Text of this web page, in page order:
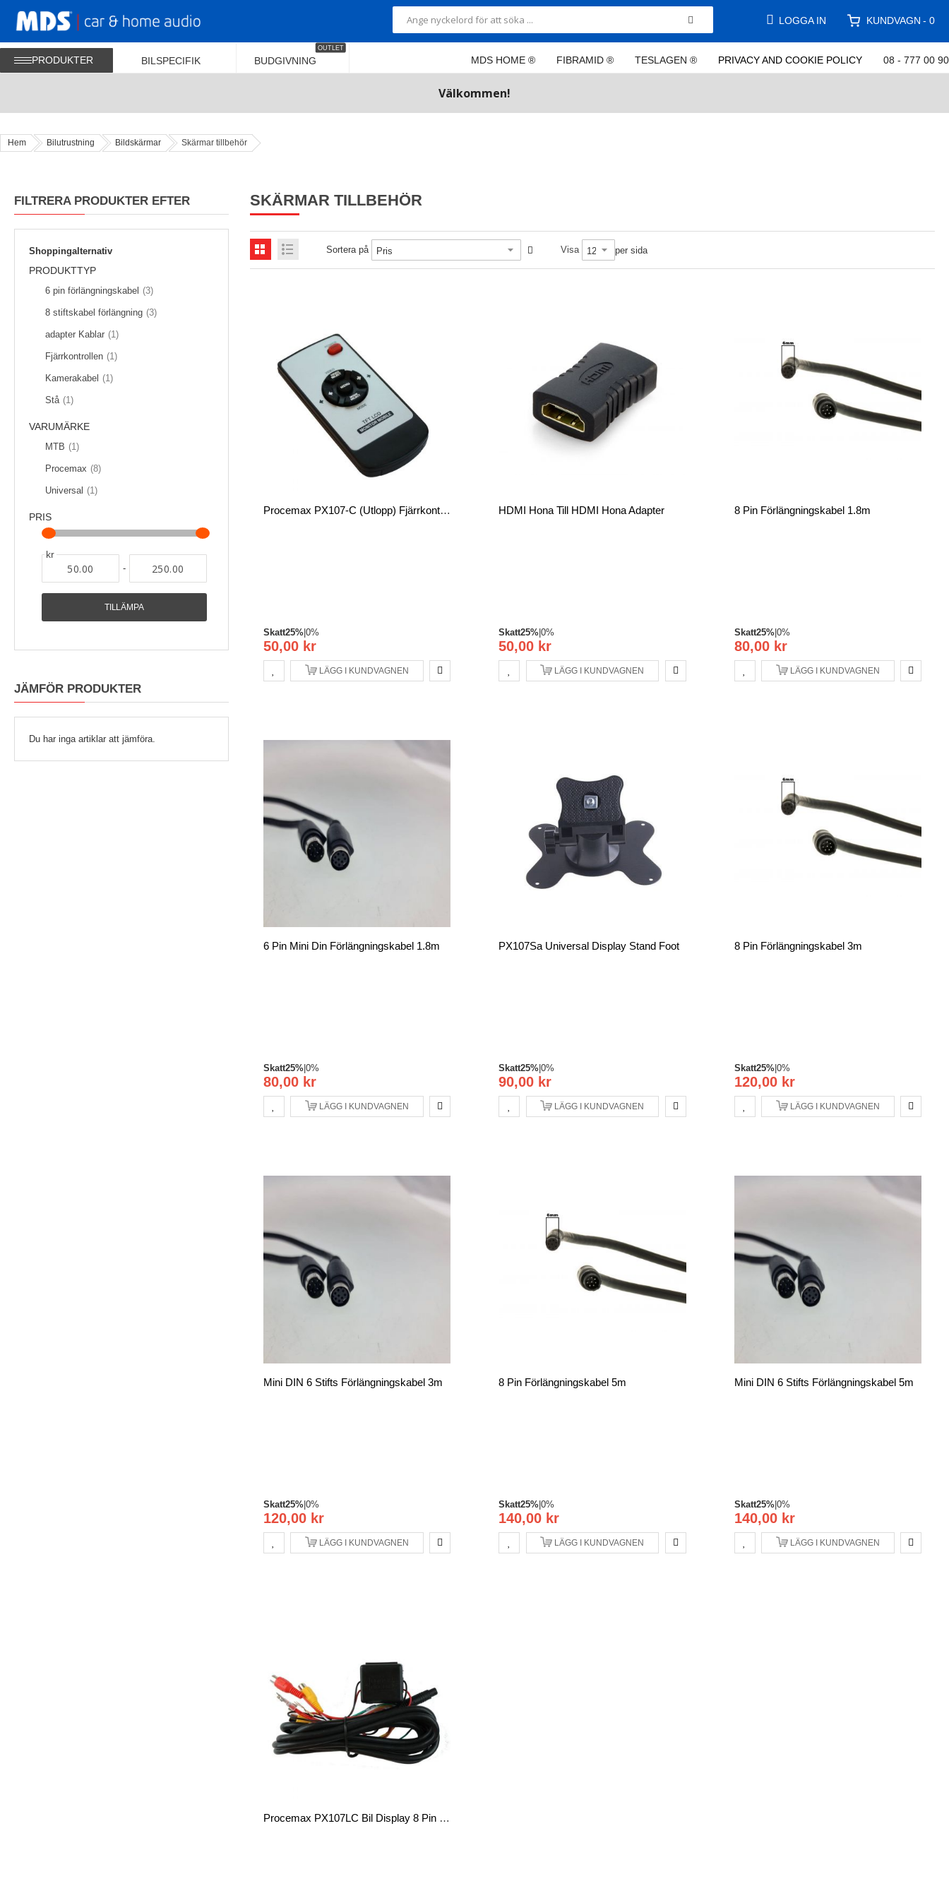
PRODUKTER BILSPECIFIK BUDGIVNING
OUTLET
MDS HOME ® FIBRAMID ® TESLAGEN ® PRIVACY AND COOKIE POLICY 08 - 777 00 90
KUNDVAGN 0
LOGGA IN
Välkommen!
Hem Bilutrustning Bildskärmar Skärmar tillbehör
SKÄRMAR TILLBEHÖR
Sortera på Visa per sida
Procemax PX107-C (utlopp) Fjärrkontroll
50,00 kr
Skatt25%|0%
LÄGG I KUNDVAGNEN
HDMI Hona Till HDMI Hona Adapter
50,00 kr
Skatt25%|0%
LÄGG I KUNDVAGNEN
8 Pin Förlängningskabel 1.8m
80,00 kr
Skatt25%|0%
LÄGG I KUNDVAGNEN
6 Pin Mini Din Förlängningskabel 1.8m
80,00 kr
Skatt25%| 0%
LÄGG I KUNDVAGNEN
PX107Sa Universal Display Stand Foot
90,00 kr
Skatt25% 0%
LÄGG I KUNDVAGNEN
8 Pin Förlängningskabel 3m
120,00 kr
Skatt25%| 0%
LÄGG I KUNDVAGNEN
Mini DIN 6 Stifts Förlängningskabel 3m
120,00 kr
Skatt25%|0%
LÄGG I KUNDVAGNEN
8 Pin Förlängningskabel 5m
140,00 kr
Skatt25%|0%
LÄGG I KUNDVAGNEN
Mini DIN 6 Stifts Förlängningskabel 5m
140,00 kr
Skatt25%|0%
LÄGG I KUNDVAGNEN
Procemax PX107LC Bil Display 8 Pin Seriell Kabel
FILTRERA PRODUKTER EFTER
Shoppingalternativ
PRODUKTTYP
6 pin förlängningskabel 3
föremål
8 stiftskabel förlängning 3
föremål
adapter Kablar 1
Artikel
Fjärrkontrollen 1
Artikel
Kamerakabel 1
Artikel
Stå 1
Artikel
VARUMÄRKE
MTB 1
Artikel
Procemax 8
föremål
Universal 1
Artikel
PRIS
kr
-
TILLÄMPA
JÄMFÖR PRODUKTER
Du har inga artiklar att jämföra.